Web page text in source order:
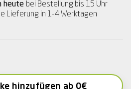
heute bei Bestellung bis 15 Uhr
Lieferung in 1-4 Werktagen
hinzufügen ab 0€